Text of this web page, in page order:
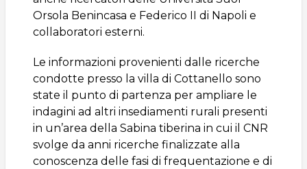
Orsola Benincasa e Federico II di Napoli e
collaboratori esterni.
Le informazioni provenienti dalle ricerche
condotte presso la villa di Cottanello sono
state il punto di partenza per ampliare le
indagini ad altri insediamenti rurali presenti
in un’area della Sabina tiberina in cui il CNR
svolge da anni ricerche finalizzate alla
conoscenza delle fasi di frequentazione e di